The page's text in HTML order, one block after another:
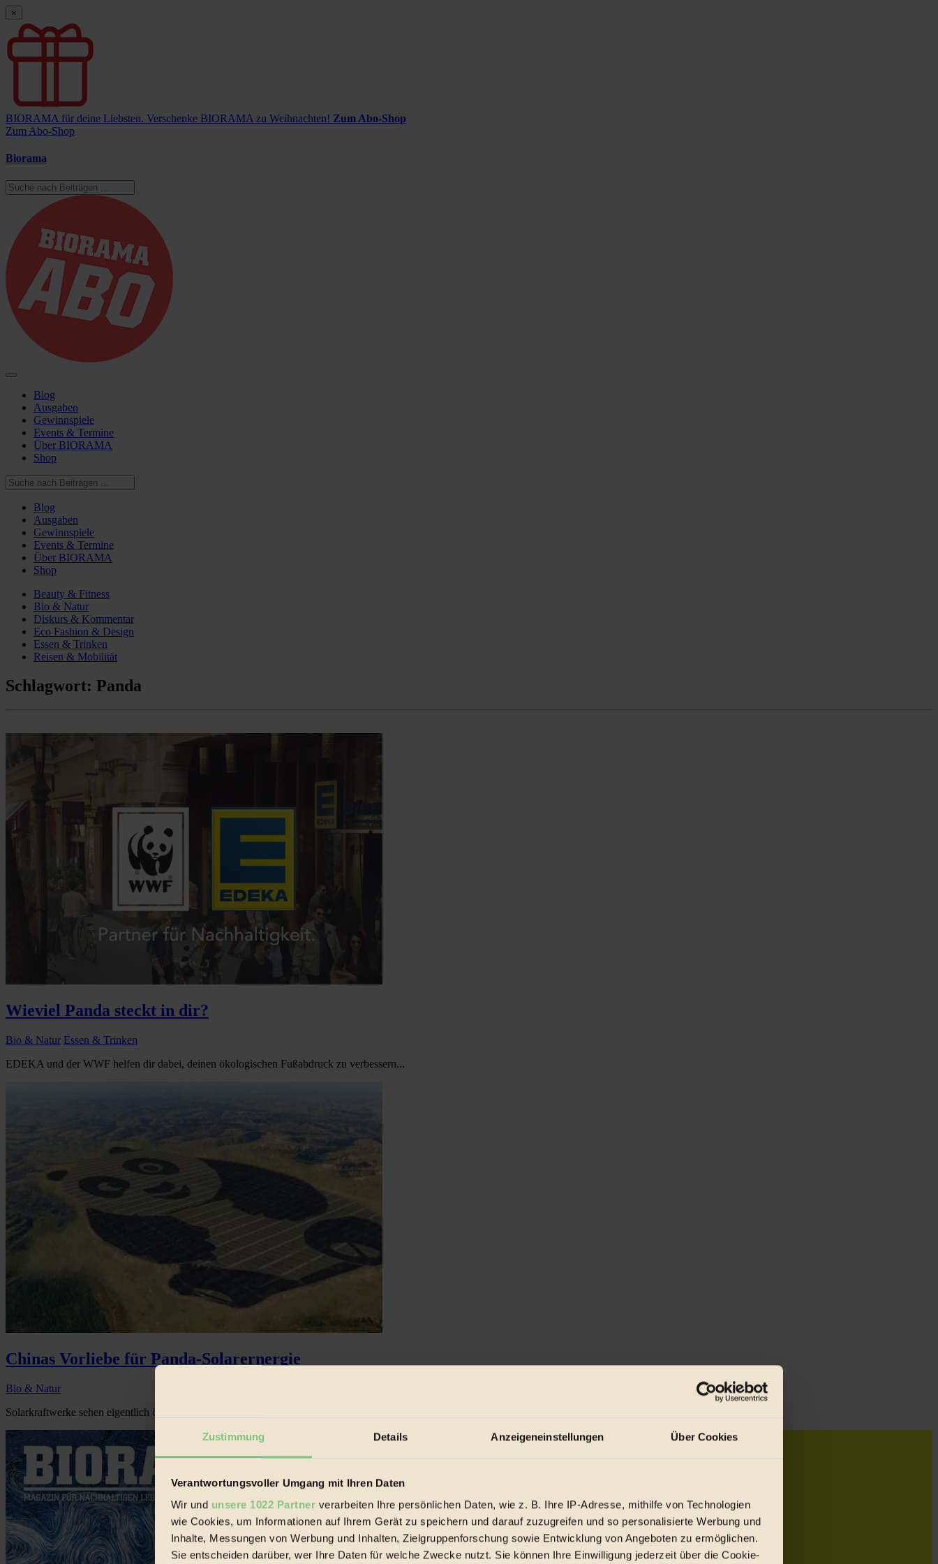
Zustimmung Details Anzeigeneinstellungen Über Cookies
Verantwortungsvoller Umgang mit Ihren Daten
Wir und unsere 1022 Partner verarbeiten Ihre persönlichen Daten, wie z. B. Ihre IP-Adresse, mithilfe von Technologien
wie Cookies, um Informationen auf Ihrem Gerät zu speichern und darauf zuzugreifen und so personalisierte Werbung und
Inhalte, Messungen von Werbung und Inhalten, Zielgruppenforschung sowie Entwicklung von Angeboten zu ermöglichen.
Sie entscheiden darüber, wer Ihre Daten für welche Zwecke nutzt. Sie können Ihre Einwilligung jederzeit über die Cookie-
×
BIORAMA für deine Liebsten. Verschenke BIORAMA zu Weihnachten! Zum Abo-Shop
Zum Abo-Shop
Biorama
Blog
Ausgaben
Gewinnspiele
Events & Termine
Über BIORAMA
Shop
Blog
Ausgaben
Gewinnspiele
Events & Termine
Über BIORAMA
Shop
Beauty & Fitness
Bio & Natur
Diskurs & Kommentar
Eco Fashion & Design
Essen & Trinken
Reisen & Mobilität
Schlagwort: Panda
Wieviel Panda steckt in dir?
Bio & Natur Essen & Trinken
EDEKA und der WWF helfen dir dabei, deinen ökologischen Fußabdruck zu verbessern...
Chinas Vorliebe für Panda-Solarernergie
Bio & Natur
Solarkraftwerke sehen eigentlich öde aus...